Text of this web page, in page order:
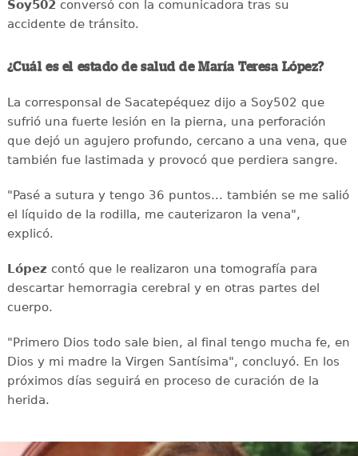
Soy502conversó con la comunicadora tras su
accidente de tránsito.
¿Cuál es el estado de salud de María Teresa López?
La corresponsal de Sacatepéquez dijo a Soy502 que
sufrió una fuerte lesión en la pierna, una perforación
que dejó un agujero profundo, cercano a una vena, que
también fue lastimada y provocó que perdiera sangre.
"Pasé a sutura y tengo 36 puntos... también se me salió
el líquido de la rodilla, me cauterizaron la vena",
explicó.
López contó que le realizaron una tomografía para
descartar hemorragia cerebral y en otras partes del
cuerpo.
"Primero Dios todo sale bien, al final tengo mucha fe, en
Dios y mi madre la Virgen Santísima", concluyó. En los
próximos días seguirá en proceso de curación de la
herida.